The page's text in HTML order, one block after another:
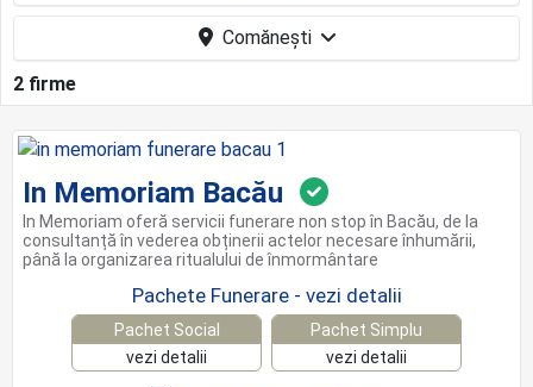
2 firme
In Memoriam Bacău
In Memoriam oferă servicii funerare non stop în Bacău, de la
consultanță în vederea obținerii actelor necesare înhumării,
până la organizarea ritualului de înmormântare
Pachete Funerare - vezi detalii
Pachet Social
vezi detalii
Pachet Simplu
vezi detalii